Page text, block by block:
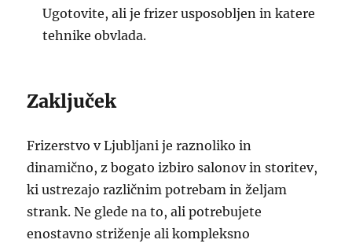
Ugotovite, ali je frizer usposobljen in katere
tehnike obvlada.
Zaključek
Frizerstvo v Ljubljani je raznoliko in
dinamično, z bogato izbiro salonov in storitev,
ki ustrezajo različnim potrebam in željam
strank. Ne glede na to, ali potrebujete
enostavno striženje ali kompleksno